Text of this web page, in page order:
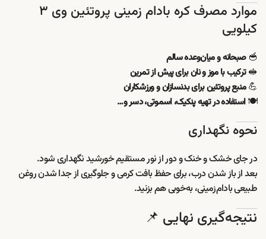
موارد مصرف کره بادام زمینی پروتئین وی ۳
کیلویی
🥣صبحانه و میان‌وعده سالم
🥪ترکیب با موز و نان برای پیش از تمرین
💪منبع پروتئین برای بدنسازان و ورزشکاران
🍽استفاده در تهیه پنکیک، اسموتی، دسر و…
نحوه نگهداری
در جای خشک و خنک و دور از نور مستقیم خورشید نگهداری شود.
بعد از باز شدن درب، برای حفظ بافت کرمی و جلوگیری از جدا شدن روغن
طبیعی بادام‌زمینی، به‌خوبی هم بزنید.
نتیجه‌گیری نهایی 📌